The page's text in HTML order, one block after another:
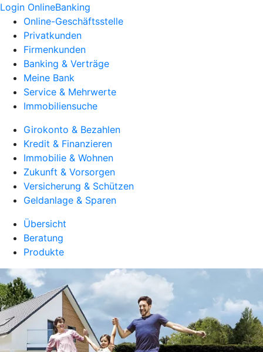
Login OnlineBanking
Online-Geschäftsstelle
Privatkunden
Firmenkunden
Banking & Verträge
Meine Bank
Service & Mehrwerte
Immobiliensuche
Girokonto & Bezahlen
Kredit & Finanzieren
Immobilie & Wohnen
Zukunft & Vorsorgen
Versicherung & Schützen
Geldanlage & Sparen
Übersicht
Beratung
Produkte